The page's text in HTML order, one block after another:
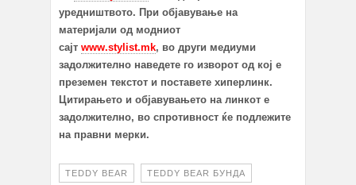
уредништвото. При објавување на
материјали од модниот
сајт www.stylist.mk, во други медиуми
задолжително наведете го изворот од кој е
преземен текстот и поставете хиперлинк.
Цитирањето и објавувањето на линкот е
задолжително, во спротивност ќе подлежите
на правни мерки.
TEDDY BEAR TEDDY BEAR БУНДА